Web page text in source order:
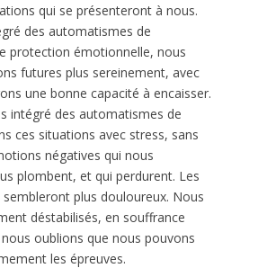
qui se présenteront à nous.
des automatismes de
protection émotionnelle, nous
futures plus sereinement, avec
une bonne capacité à encaisser.
intégré des automatismes de
ces situations avec stress, sans
négatives qui nous
plombent, et qui perdurent. Les
plus douloureux. Nous
déstabilisés, en souffrance
oublions que nous pouvons
les épreuves.